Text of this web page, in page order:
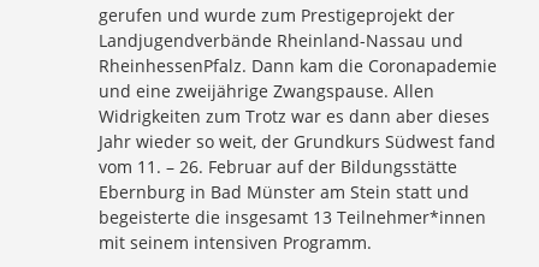
gerufen und wurde zum Prestigeprojekt der
Landjugendverbände Rheinland-Nassau und
RheinhessenPfalz. Dann kam die Coronapademie
und eine zweijährige Zwangspause. Allen
Widrigkeiten zum Trotz war es dann aber dieses
Jahr wieder so weit, der Grundkurs Südwest fand
vom 11. – 26. Februar auf der Bildungsstätte
Ebernburg in Bad Münster am Stein statt und
begeisterte die insgesamt 13 Teilnehmer*innen
mit seinem intensiven Programm.